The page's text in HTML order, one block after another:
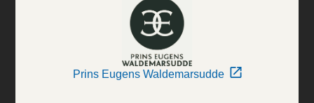
Prins Eugens Waldemarsudde